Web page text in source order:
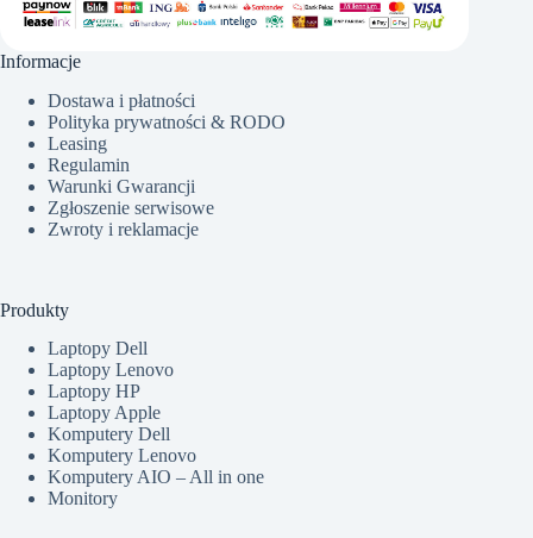
Informacje
Dostawa i płatności
Polityka prywatności & RODO
Leasing
Regulamin
Warunki Gwarancji
Zgłoszenie serwisowe
Zwroty i reklamacje
Produkty
Laptopy Dell
Laptopy Lenovo
Laptopy HP
Laptopy Apple
Komputery Dell
Komputery Lenovo
Komputery AIO – All in one
Monitory